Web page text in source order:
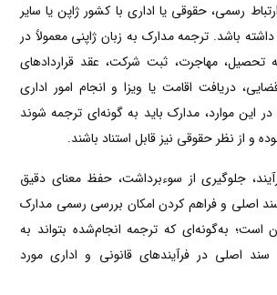
رسمی، حقوقی یا اداری با کشور ژاپن یا سایر
باشد. ترجمه مدارک به زبان ژاپنی معمولاً در
تحصیل، مهاجرت، ثبت شرکت، عقد قراردادهای
دریافت اقامت یا ویزا و انجام امور اداری
در این موارد، مدارک باید به گونه‌ای ترجمه شوند
و از نظر حقوقی نیز قابل استناد باشند.
جلوگیری از سوءبرداشت، حفظ معنای دقیق
اصلی و فراهم کردن امکان بررسی رسمی مدارک
است؛ به‌گونه‌ای که ترجمه انجام‌شده بتواند به
سند اصلی در فرآیندهای قانونی و اداری مورد